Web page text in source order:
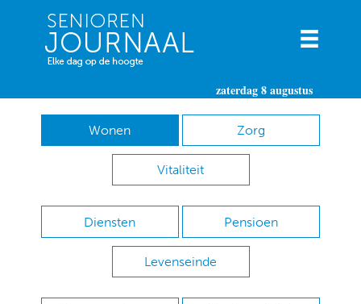
zaterdag 8 augustus
Wonen Zorg
Vitaliteit
Diensten Pensioen
Levenseinde